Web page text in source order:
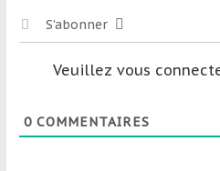
S’abonner
Veuillez vous
0COMMENTAIRES